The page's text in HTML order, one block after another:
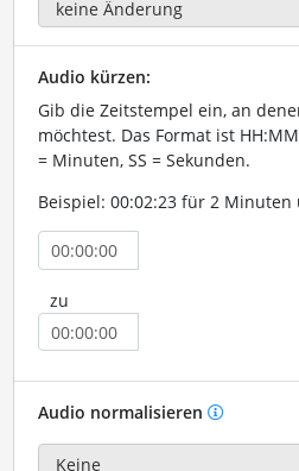
Audio kürzen:
Gib die Zeitstempel ein, an
möchtest. Das Format ist
= Minuten, SS = Sekunden.
Beispiel: 00:02:23 für 2 Minuten
zu
Audio normalisieren